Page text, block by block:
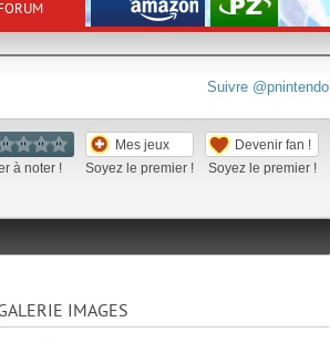
FORUM
Suivre @pnintendo
à noter !
Mes jeux
Soyez le premier !
Devenir fan !
Soyez le premier !
IMAGES